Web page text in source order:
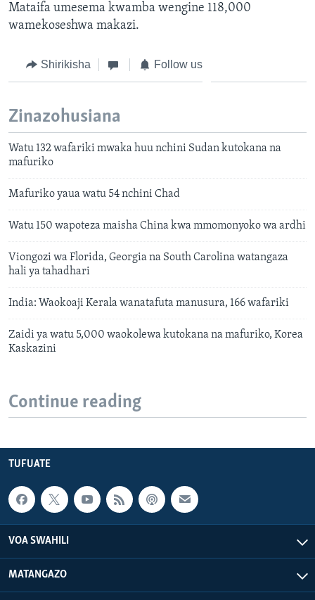
Mataifa umesema kwamba wengine 118,000
wamekoseshwa makazi.
Shirikisha Follow us
Zinazohusiana
Watu 132 wafariki mwaka huu nchini Sudan kutokana na
mafuriko
Mafuriko yaua watu 54 nchini Chad
Watu 150 wapoteza maisha China kwa mmomonyoko wa ardhi
Viongozi wa Florida, Georgia na South Carolina watangaza
hali ya tahadhari
India: Waokoaji Kerala wanatafuta manusura, 166 wafariki
Zaidi ya watu 5,000 waokolewa kutokana na mafuriko, Korea
Kaskazini
Continue reading
TUFUATE
VOA SWAHILI
MATANGAZO